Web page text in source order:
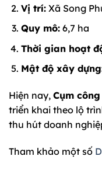
Vị trí:Xã Song
Quy mô:6,7 ha
Thời gian hoạt
Mật độ xây
Hiện nay, Cụm
triển khai theo lộ
thu hút doanh
Tham khảo một số